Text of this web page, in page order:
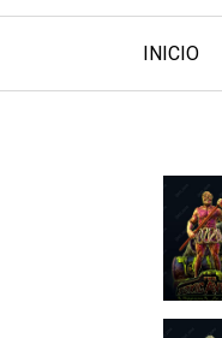
INICIO